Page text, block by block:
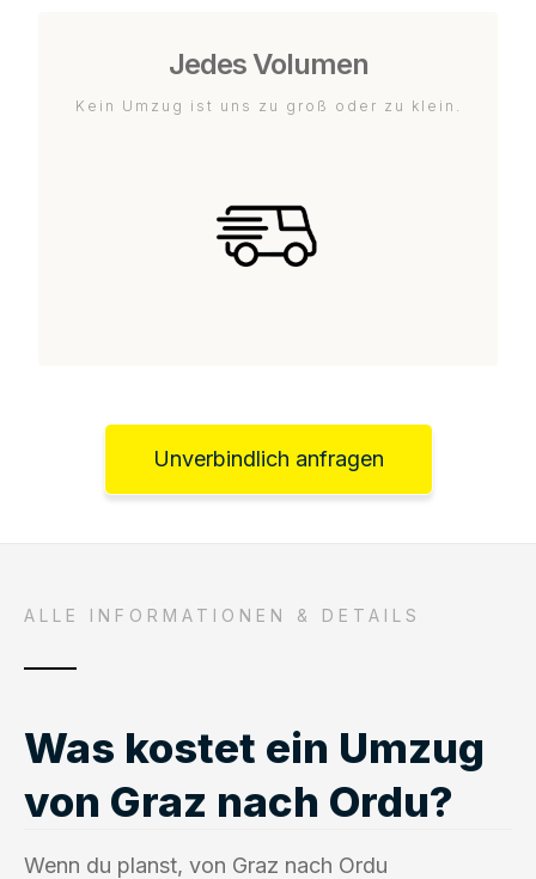
Jedes Volumen
Kein Umzug ist uns zu groß oder zu klein.
Unverbindlich anfragen
ALLE INFORMATIONEN & DETAILS
Was kostet ein Umzug
von Graz nach Ordu?
Wenn du planst, von Graz nach Ordu